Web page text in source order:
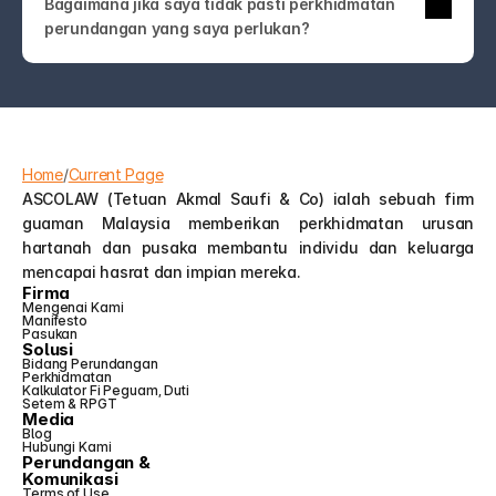
Bagaimana jika saya tidak pasti perkhidmatan
perundangan yang saya perlukan?
undang-undang! Hubungi kami sahaja. Pasukan
ASCOLAW akan membimbing anda ke
Home/Current Page
ASCOLAW (Tetuan Akmal Saufi & Co) ialah sebuah firm
guaman Malaysia memberikan perkhidmatan urusan
hartanah dan pusaka membantu individu dan keluarga
mencapai hasrat dan impian mereka.
Firma
Mengenai Kami
Manifesto
Pasukan
Solusi
Bidang Perundangan
Perkhidmatan
Kalkulator Fi Peguam, Duti
Setem & RPGT
Media
Blog
Hubungi Kami
Perundangan &
Komunikasi